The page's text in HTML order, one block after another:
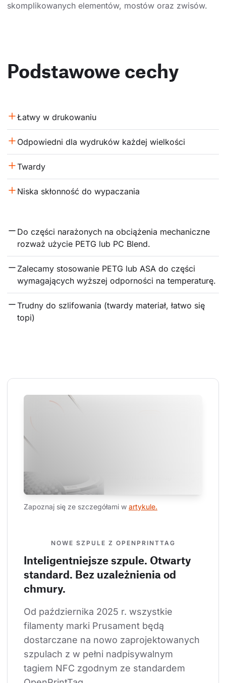
skomplikowanych elementów, mostów oraz zwisów.
Podstawowe cechy
Łatwy w drukowaniu
Odpowiedni dla wydruków każdej wielkości
Twardy
Niska skłonność do wypaczania
Do części narażonych na obciążenia mechaniczne
rozważ użycie PETG lub PC Blend.
Zalecamy stosowanie PETG lub ASA do części
wymagających wyższej odporności na temperaturę.
Trudny do szlifowania (twardy materiał, łatwo się
topi)
Zapoznaj się ze szczegółami w artykule.
NOWE SZPULE Z OPENPRINTTAG
Inteligentniejsze szpule. Otwarty
standard. Bez uzależnienia od
chmury.
Od października 2025 r. wszystkie
filamenty marki Prusament będą
dostarczane na nowo zaprojektowanych
szpulach z w pełni nadpisywalnym
tagiem NFC zgodnym ze standardem